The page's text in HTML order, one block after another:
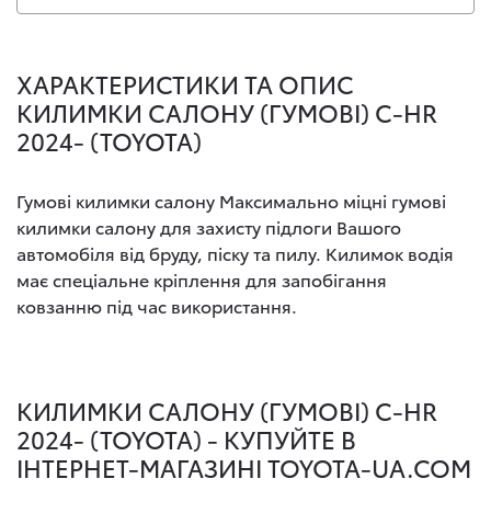
ХАРАКТЕРИСТИКИ ТА ОПИС
КИЛИМКИ САЛОНУ (ГУМОВІ) C-HR
2024- (TOYOTA)
Гумові килимки салону Максимально міцні гумові
килимки салону для захисту підлоги Вашого
автомобіля від бруду, піску та пилу. Килимок водія
має спеціальне кріплення для запобігання
ковзанню під час використання.
КИЛИМКИ САЛОНУ (ГУМОВІ) C-HR
2024- (TOYOTA) - КУПУЙТЕ В
ІНТЕРНЕТ-МАГАЗИНІ TOYOTA-UA.COM